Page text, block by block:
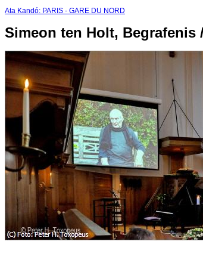
Ata Kandó: PARIS - GARE DU NORD
Simeon ten Holt, Begrafenis